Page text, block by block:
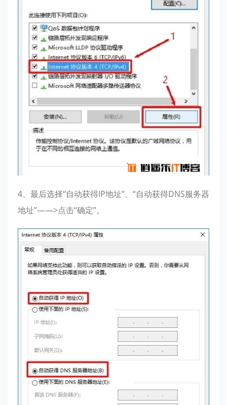
4、最后选择“自动获得IP地址”、“自动获得DNS服务器
地址”——>点击“确定”。